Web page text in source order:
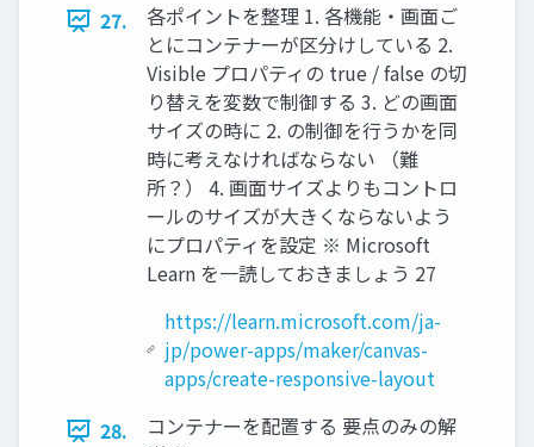
27.
各ポイントを整理 1. 各機能・画面ご
とにコンテナーが区分けしている 2.
Visible プロパティの true / false の切
り替えを変数で制御する 3. どの画面
サイズの時に 2. の制御を行うかを同
時に考えなければならない （難
所？） 4. 画面サイズよりもコントロ
ールのサイズが大きくならないよう
にプロパティを設定 ※ Microsoft
Learn を一読しておきましょう 27
https://learn.microsoft.com/ja-
jp/power-apps/maker/canvas-
apps/create-responsive-layout
28.
コンテナーを配置する 要点のみの解